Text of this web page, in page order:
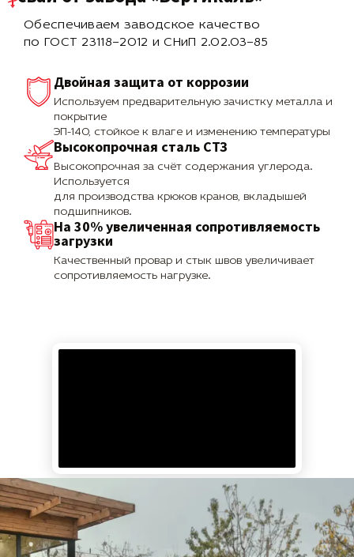
Обеспечиваем заводское качество
по ГОСТ 23118–2012 и СНиП 2.02.03–85
Двойная защита от коррозии
Используем предварительную зачистку металла и
покрытие
ЭП-140, стойкое к влаге и изменению температуры
Высокопрочная сталь СТЗ
Высокопрочная за счёт содержания углерода.
Используется
для производства крюков кранов, вкладышей
подшипников.
На 30% увеличенная сопротивляемость
загрузки
Качественный провар и стык швов увеличивает
сопротивляемость нагрузке.